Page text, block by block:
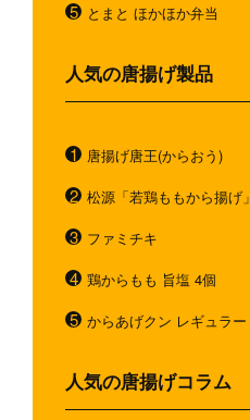
とまと ほかほか弁当
人気の唐揚げ製品
唐揚げ唐王(からおう)
松源「若鶏ももから揚げ」
ファミチキ
鶏からもも 旨塩 4個
からあげクン レギュラー
人気の唐揚げコラム